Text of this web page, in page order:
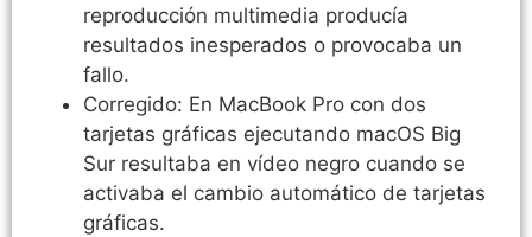
reproducción multimedia producía
resultados inesperados o provocaba un
fallo.
Corregido: En MacBook Pro con dos
tarjetas gráficas ejecutando macOS Big
Sur resultaba en vídeo negro cuando se
activaba el cambio automático de tarjetas
gráficas.